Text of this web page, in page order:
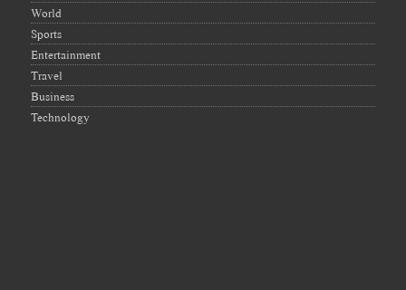
World
Sports
Entertainment
Travel
Business
Technology